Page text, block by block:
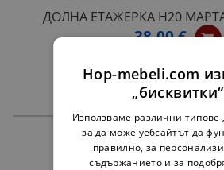
ДОЛНА ЕТАЖЕРКА Н20
38,00 €
ПРОДУКТИ
Hop-mebeli.com
„бисквитки“
Използваме различни типове
за да може уебсайтът да
правилно, за
съдържанието и за